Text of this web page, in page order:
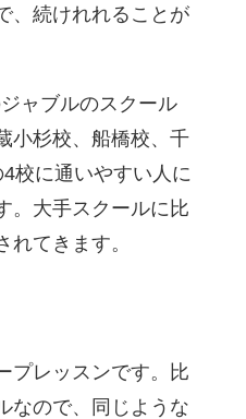
、続けれれることが
ャブルのスクール
小杉校、船橋校、千
校に通いやすい人に
。大手スクールに比
てきます。
プレッスンです。比
なので、同じような